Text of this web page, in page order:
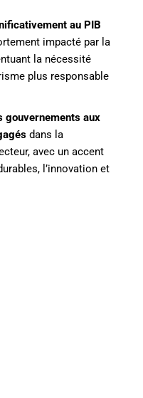
au PIB
impacté par la
la nécessité
plus responsable
gouvernements aux
dans la
avec un accent
l’innovation et